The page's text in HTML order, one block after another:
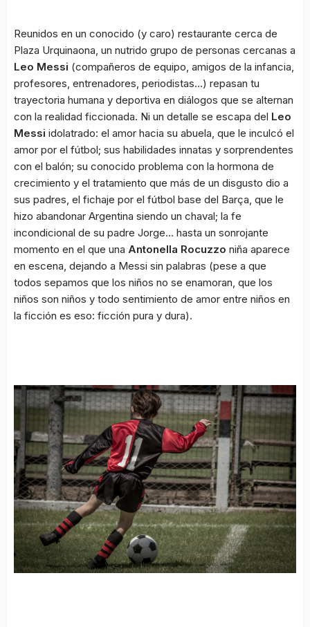
Reunidos en un conocido (y caro) restaurante cerca de
Plaza Urquinaona, un nutrido grupo de personas cercanas a
Leo Messi (compañeros de equipo, amigos de la infancia,
profesores, entrenadores, periodistas…) repasan tu
trayectoria humana y deportiva en diálogos que se alternan
con la realidad ficcionada. Ni un detalle se escapa del Leo
Messi idolatrado: el amor hacia su abuela, que le inculcó el
amor por el fútbol; sus habilidades innatas y sorprendentes
con el balón; su conocido problema con la hormona de
crecimiento y el tratamiento que más de un disgusto dio a
sus padres, el fichaje por el fútbol base del Barça, que le
hizo abandonar Argentina siendo un chaval; la fe
incondicional de su padre Jorge… hasta un sonrojante
momento en el que una Antonella Rocuzzo niña aparece
en escena, dejando a Messi sin palabras (pese a que
todos sepamos que los niños no se enamoran, que los
niños son niños y todo sentimiento de amor entre niños en
la ficción es eso: ficción pura y dura).